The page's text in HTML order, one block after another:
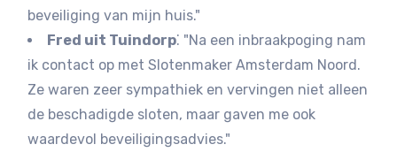
beveiliging van mijn huis.​"
Fred uit Tuindorp⁚ "Na een inbraakpoging nam
ik contact op met Slotenmaker Amsterdam Noord.​
Ze waren zeer sympathiek en vervingen niet alleen
de beschadigde sloten, maar gaven me ook
waardevol beveiligingsadvies.​"